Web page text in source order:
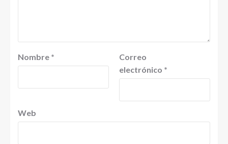
Nombre *
Correo
electrónico *
Web